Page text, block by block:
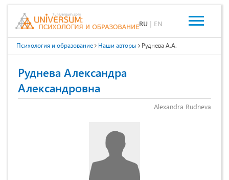
RU | EN
Психология и образование Наши авторы Руднева А.А.
Руднева Александра
Александровна
Alexandra Rudneva